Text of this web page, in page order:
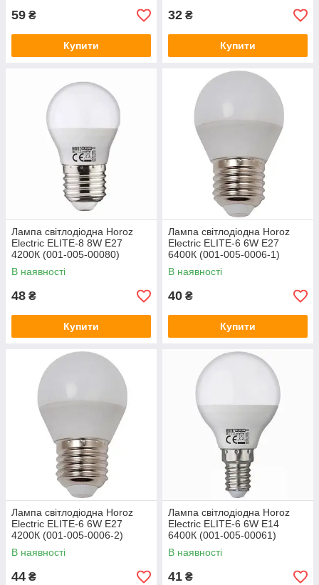
59 ₴
Купити
32 ₴
Купити
Лампа світлодіодна Horoz
Electric ELITE-8 8W Е27
4200К (001-005-00080)
В наявності
48 ₴
Купити
Лампа світлодіодна Horoz
Electric ELITE-6 6W Е27
6400К (001-005-0006-1)
В наявності
40 ₴
Купити
Лампа світлодіодна Horoz
Electric ELITE-6 6W Е27
4200К (001-005-0006-2)
В наявності
44 ₴
Лампа світлодіодна Horoz
Electric ELITE-6 6W Е14
6400К (001-005-00061)
В наявності
41 ₴